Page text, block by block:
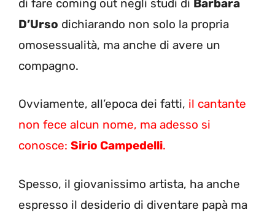
di fare coming out negli studi di Barbara
D’Urso dichiarando non solo la propria
omosessualità, ma anche di avere un
compagno.
Ovviamente, all’epoca dei fatti, il cantante
non fece alcun nome, ma adesso si
conosce: Sirio Campedelli.
Spesso, il giovanissimo artista, ha anche
espresso il desiderio di diventare papà ma